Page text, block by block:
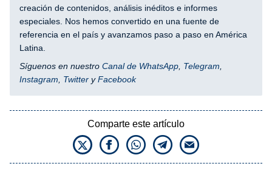
creación de contenidos, análisis inéditos e informes
especiales. Nos hemos convertido en una fuente de
referencia en el país y avanzamos paso a paso en América
Latina.
Síguenos en nuestro Canal de WhatsApp Telegram
Instagram
Twitter yFacebook
Comparte este artículo